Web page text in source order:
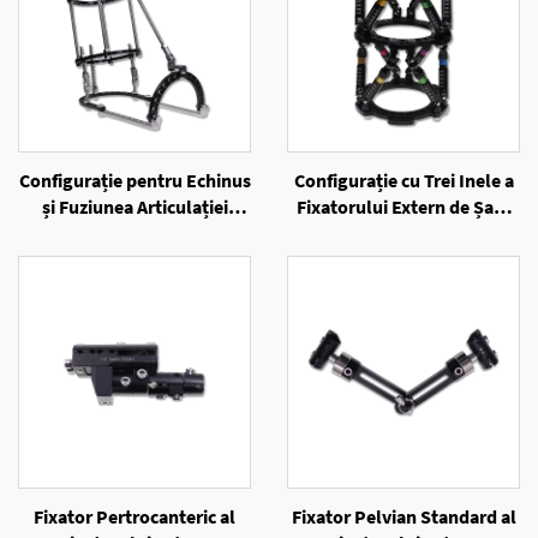
Configurație pentru Echinus
și Fuziunea Articulației
cu Inele
Configurație cu Trei Inele a
Fixatorului Extern de Șase
Fixator Pertrocanteric al
Fixator Pelvian Standard al